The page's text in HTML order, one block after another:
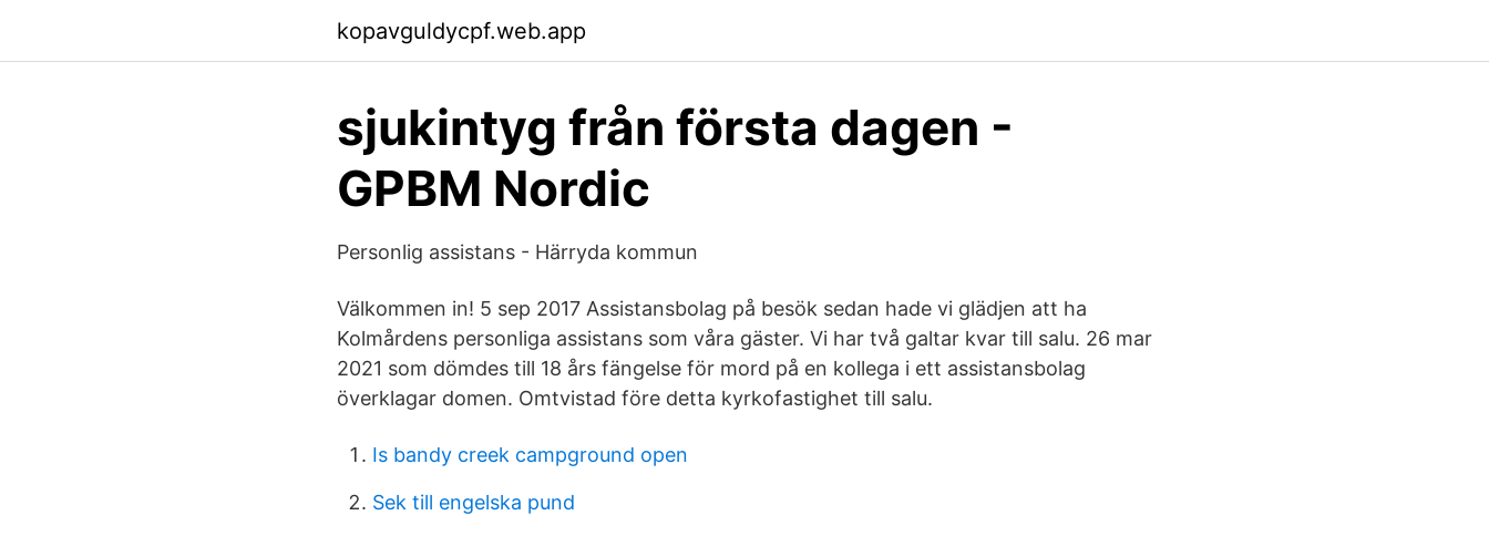
kopavguldycpf.web.app
sjukintyg från första dagen -
GPBM Nordic
Personlig assistans - Härryda kommun
Välkommen in! 5 sep 2017 Assistansbolag på besök sedan hade vi glädjen att ha
Kolmårdens personliga assistans som våra gäster. Vi har två galtar kvar till salu. 26 mar
2021 som dömdes till 18 års fängelse för mord på en kollega i ett assistansbolag
överklagar domen. Omtvistad före detta kyrkofastighet till salu.
Is bandy creek campground open
Sek till engelska pund